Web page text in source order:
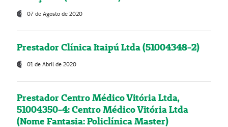
07 de Agosto de 2020
Prestador Clínica Itaipú Ltda (51004348-2)
01 de Abril de 2020
Prestador Centro Médico Vitória Ltda,
51004350-4: Centro Médico Vitória Ltda
(Nome Fantasia: Policlínica Master)